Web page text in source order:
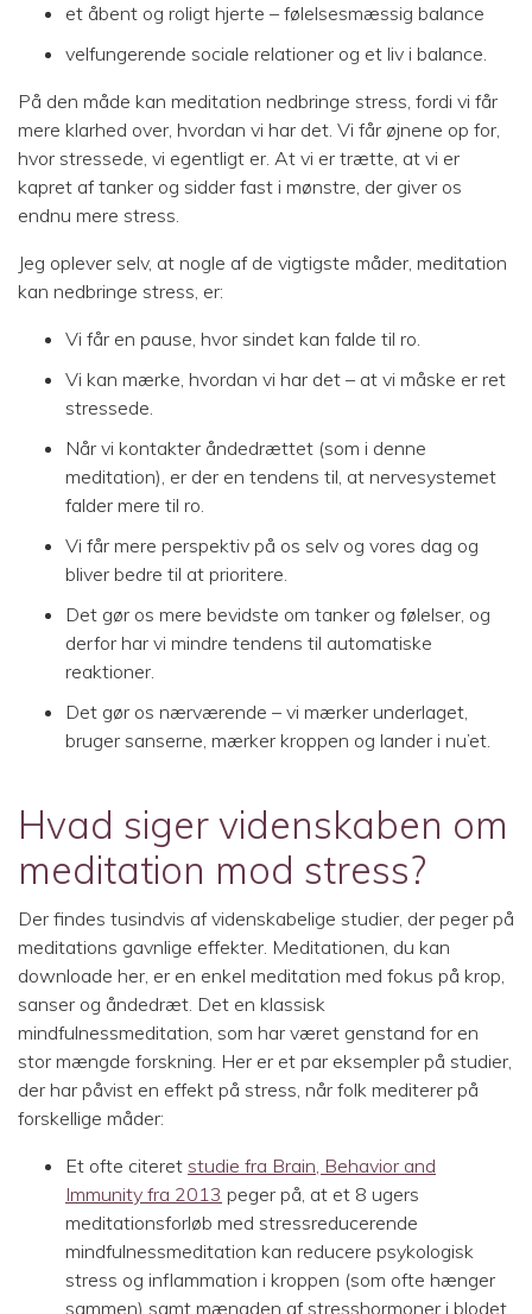
et åbent og roligt hjerte – følelsesmæssig balance
velfungerende sociale relationer og et liv i balance.
På den måde kan meditation nedbringe stress, fordi vi får
mere klarhed over, hvordan vi har det. Vi får øjnene op for,
hvor stressede, vi egentligt er. At vi er trætte, at vi er
kapret af tanker og sidder fast i mønstre, der giver os
endnu mere stress.
Jeg oplever selv, at nogle af de vigtigste måder, meditation
kan nedbringe stress, er:
Vi får en pause, hvor sindet kan falde til ro.
Vi kan mærke, hvordan vi har det – at vi måske er ret
stressede.
Når vi kontakter åndedrættet (som i denne
meditation), er der en tendens til, at nervesystemet
falder mere til ro.
Vi får mere perspektiv på os selv og vores dag og
bliver bedre til at prioritere.
Det gør os mere bevidste om tanker og følelser, og
derfor har vi mindre tendens til automatiske
reaktioner.
Det gør os nærværende – vi mærker underlaget,
bruger sanserne, mærker kroppen og lander i nu’et.
Hvad siger videnskaben om
meditation mod stress?
Der findes tusindvis af videnskabelige studier, der peger på
meditations gavnlige effekter. Meditationen, du kan
downloade her, er en enkel meditation med fokus på krop,
sanser og åndedræt. Det en klassisk
mindfulnessmeditation, som har været genstand for en
stor mængde forskning. Her er et par eksempler på studier,
der har påvist en effekt på stress, når folk mediterer på
forskellige måder:
Et ofte citeret studie fra Brain, Behavior and
Immunity fra 2013 peger på, at et 8 ugers
meditationsforløb med stressreducerende
mindfulnessmeditation kan reducere psykologisk
stress og inflammation i kroppen (som ofte hænger
sammen) samt mængden af stresshormoner i blodet.